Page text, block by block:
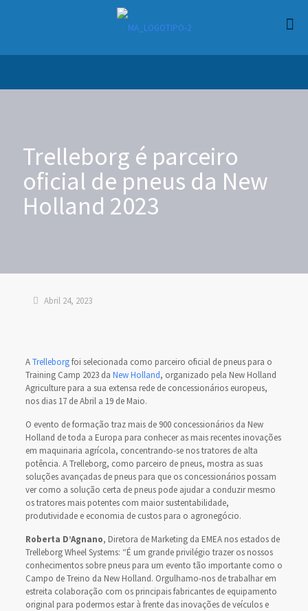
Trelleborg é parceiro
oficial de pneus da New
Holland 2023
Abril 24, 2023
ATrelleborgfoi selecionada como parceiro oficial de pneus para o
Training Camp 2023 da New Holland, organizado pela New Holland
Agriculture para a sua extensa rede de concessionários europeus,
nos dias 17 de Abril a 19 de Maio.
O evento de formação traz mais de 900 concessionários da New
Holland de toda a Europa para conhecer as mais recentes inovações
em maquinaria agrícola, concentrando-se nos tratores de alta
potência. A Trelleborg, como parceiro de pneus, mostra as suas
soluções avançadas de pneus para que os concessionários possam
ver como a solução certa de pneus pode ajudar a conduzir mesmo
os tratores mais potentes com maior sustentabilidade,
produtividade e economia de custos para o agronegócio.
Roberta D’Agnano, Diretora de Marketing da EMEA nos estados de
Trelleborg Wheel Systems: “É um grande privilégio trazer os nossos
conhecimentos sobre pneus para um evento tão importante como o
Campo de Treino da New Holland. Orgulhamo-nos de trabalhar em
estreita colaboração com os principais fabricantes de equipamento
original para podermos estar à frente das inovações de veículos e